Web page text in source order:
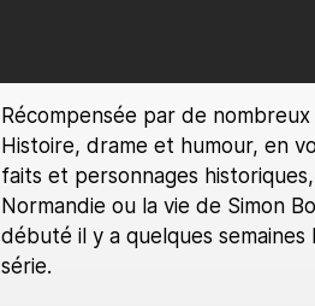
Récompensée par de
Histoire, drame et humour, en
faits et personnages
Normandie ou la vie de Simon
débuté il y a quelques
série.